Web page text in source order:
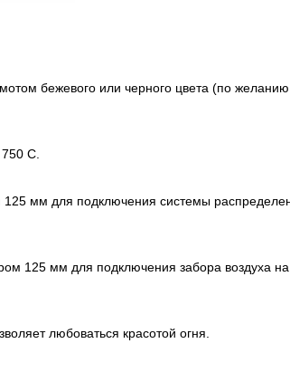
бежевого или черного цвета (по
С.
мм для подключения системы
125 мм для подключения забора воздуха
любоваться красотой огня.